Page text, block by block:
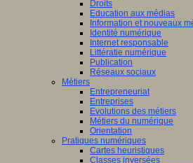
Droits
Education aux médias
Information et nouveaux
Identité numérique
Internet responsable
Littératie numérique
Publication
Réseaux sociaux
Métiers
Entrepreneuriat
Entreprises
Evolutions des métiers
Métiers du numérique
Orientation
Pratiques numériques
Cartes heuristiques
Classes inversées